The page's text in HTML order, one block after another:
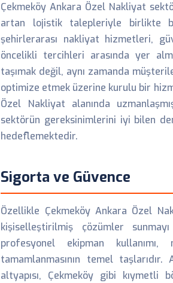
Çekmeköy Ankara Özel Nakliyat
artan lojistik talepleriyle birlikte
şehirlerarası nakliyat hizmetleri,
öncelikli tercihleri arasında yer
taşımak değil, aynı zamanda
optimize etmek üzerine kurulu bir
Özel Nakliyat alanında
sektörün gereksinimlerini iyi bilen
hedeflemektedir.
Sigorta ve Güvence
Özellikle Çekmeköy Ankara Özel
kişiselleştirilmiş çözümler
profesyonel ekipman
tamamlanmasının temel
altyapısı, Çekmeköy gibi kıymetli